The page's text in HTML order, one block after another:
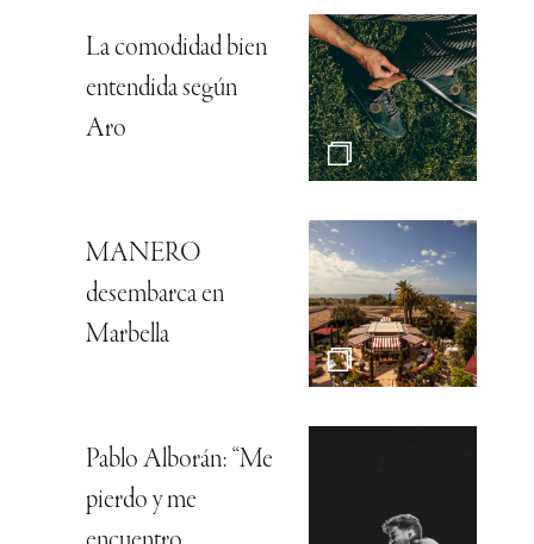
La comodidad bien
entendida según
Aro
MANERO
desembarca en
Marbella
Pablo Alborán: “Me
pierdo y me